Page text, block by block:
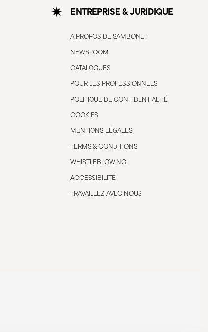
ENTREPRISE & JURIDIQUE
A PROPOS DE SAMBONET
NEWSROOM
CATALOGUES
POUR LES PROFESSIONNELS
POLITIQUE DE CONFIDENTIALITÉ
COOKIES
MENTIONS LÉGALES
TERMS & CONDITIONS
WHISTLEBLOWING
ACCESSIBILITÉ
TRAVAILLEZ AVEC NOUS